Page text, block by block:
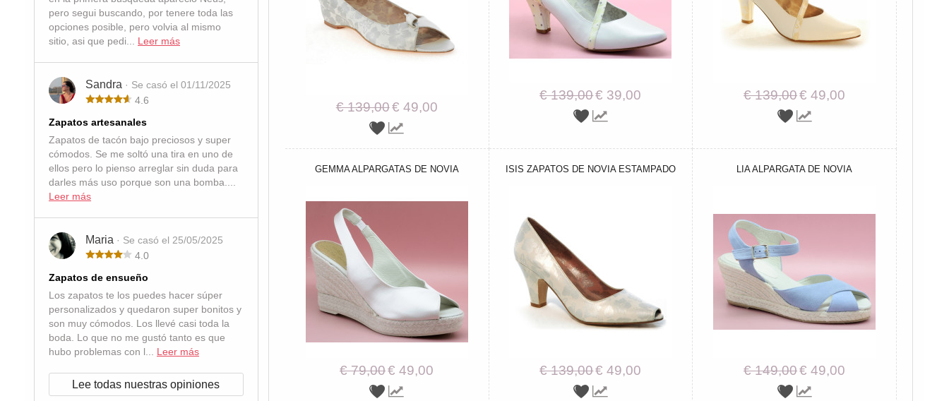
pero segui buscando, por tenere toda las
opciones posible, pero volvia al mismo
sitio, asi que pedi... Leer más
Sandra · Se casó el 01/11/2025
4.6
Zapatos artesanales
Zapatos de tacón bajo preciosos y super
cómodos. Se me soltó una tira en uno de
ellos pero lo pienso arreglar sin duda para
darles más uso porque son una bomba....
Leer más
Maria · Se casó el 25/05/2025
4.0
Zapatos de ensueño
Los zapatos te los puedes hacer súper
personalizados y quedaron super bonitos y
son muy cómodos. Los llevé casi toda la
boda. Lo que no me gustó tanto es que
hubo problemas con l... Leer más
Lee todas nuestras opiniones
€ 139,00€ 49,00
€ 139,00€ 39,00 € 139,00€ 49,00
GEMMA ALPARGATAS DE NOVIA
€ 79,00€ 49,00
ISIS ZAPATOS DE NOVIA ESTAMPADO
€ 139,00€ 49,00
LIA ALPARGATA DE NOVIA
€ 149,00€ 49,00